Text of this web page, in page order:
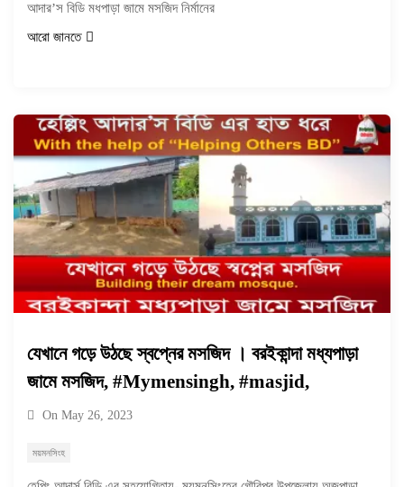
আদার’স বিডি মধপাড়া জামে মসজিদ নির্মানের
আরো জানতে
যেখানে গড়ে উঠছে স্বপ্নের মসজিদ । বরইকান্দা মধ্যপাড়া
জামে মসজিদ, #Mymensingh, #masjid,
On May 26, 2023
ময়মনসিংহ